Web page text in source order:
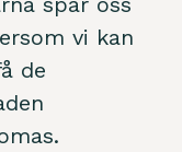
vi kan
de